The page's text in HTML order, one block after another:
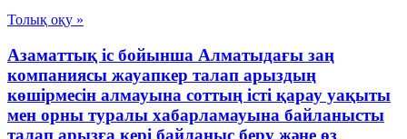
Толық оқу »
Азаматтық іс бойынша Алматыдағы заң
компаниясы жауапкер талап арыздың
көшірмесін алмауына соттың істі қарау уақыты
мен орны туралы хабарламауына байланысты
талап арызға кері байланыс беру және өз